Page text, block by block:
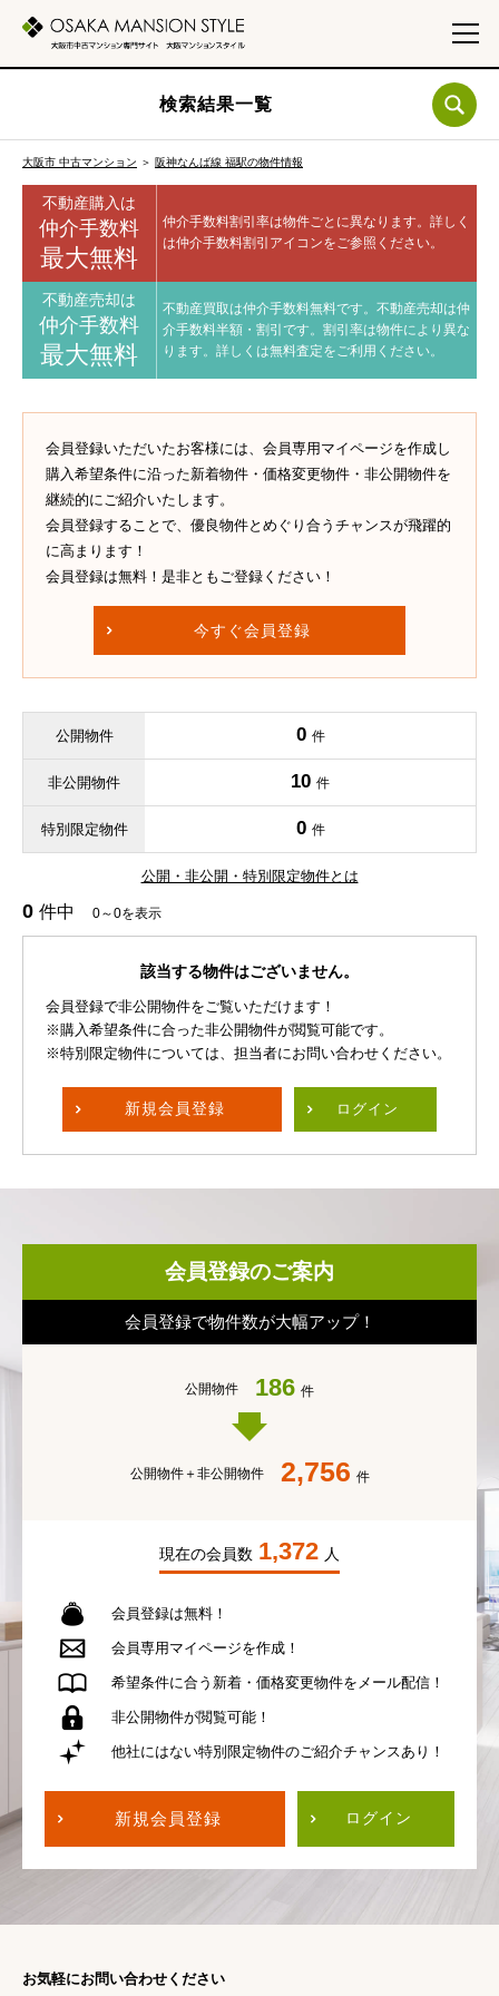
検索結果一覧
大阪市 中古マンション ＞ 阪神なんば線 福駅の物件情報
不動産購入は
仲介手数料
最大無料
仲介手数料割引率は物件ごとに異なります。 詳しく
は仲介手数料割引アイコンをご参照ください。
不動産売却は
仲介手数料
最大無料
不動産買取は仲介手数料無料です。 不動産売却は仲
介手数料半額・割引です。 割引率は物件により異な
ります。 詳しくは無料査定をご利用ください。
会員登録いただいたお客様には、会員専用マイページを作成し
購入希望条件に沿った新着物件・価格変更物件・非公開物件を
継続的にご紹介いたします。
会員登録することで、優良物件とめぐり合うチャンスが飛躍的
に高まります！
会員登録は無料！是非ともご登録ください！
今すぐ会員登録
公開物件 0 件
非公開物件 10 件
特別限定物件 0 件
公開・非公開・特別限定物件とは
0 件中 0～0を表示
該当する物件はございません。
会員登録で非公開物件をご覧いただけます！
※購入希望条件に合った非公開物件が閲覧可能です。
※特別限定物件については、担当者にお問い合わせください。
新規会員登録 ログイン
会員登録のご案内
会員登録で物件数が大幅アップ！
公開物件 186 件
公開物件＋非公開物件 2,756 件
現在の会員数 1,372 人
会員登録は無料！
会員専用 マイページを作成！
希望条件に合う 新着・価格変更物件を メール配信！
非公開物件が閲覧可能！
他社にはない特別限定物件のご紹介チャンスあり！
新規会員登録 ログイン
お気軽にお問い合わせください